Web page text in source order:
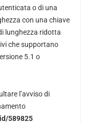
o di una
con una chiave
lunghezza ridotta
che supportano
5.1 o
l’avviso di
589825